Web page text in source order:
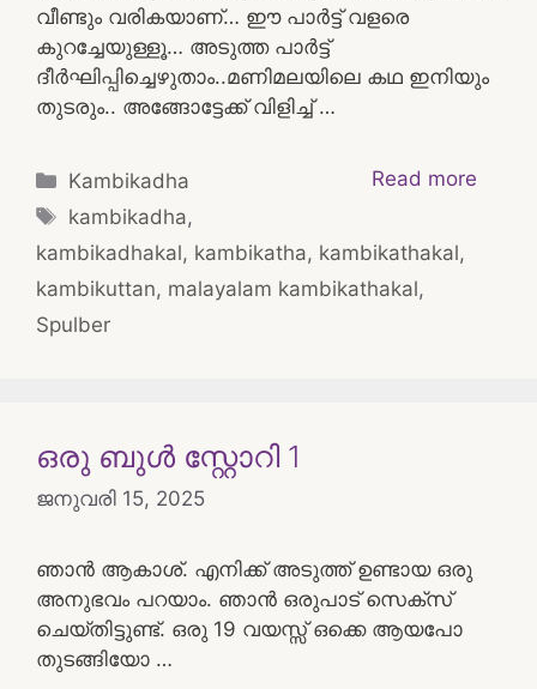
വീണ്ടും വരികയാണ്… ഈ പാർട്ട് വളരെ
കുറച്ചേയുള്ളൂ… അടുത്ത പാർട്ട്
ദീർഘിപ്പിച്ചെഴുതാം..മണിമലയിലെ കഥ ഇനിയും
തുടരും.. അങ്ങോട്ടേക്ക് വിളിച്ച് …
Read more
Categories
Kambikadha
Tags
kambikadha,
kambikadhakal, kambikatha, kambikathakal,
kambikuttan, malayalam kambikathakal,
Spulber
ഒരു ബുൾ സ്റ്റോറി 1
ജനുവരി 15, 2025
ഞാൻ ആകാശ്. എനിക്ക് അടുത്ത് ഉണ്ടായ ഒരു
അനുഭവം പറയാം. ഞാൻ ഒരുപാട് സെക്സ്
ചെയ്തിട്ടുണ്ട്. ഒരു 19 വയസ്സ് ഒക്കെ ആയപോ
തുടങ്ങിയോ …